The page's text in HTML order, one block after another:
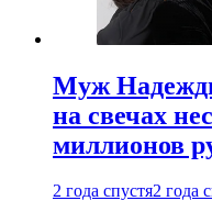
Муж
на свечах
миллионов
2 года спустя2 года